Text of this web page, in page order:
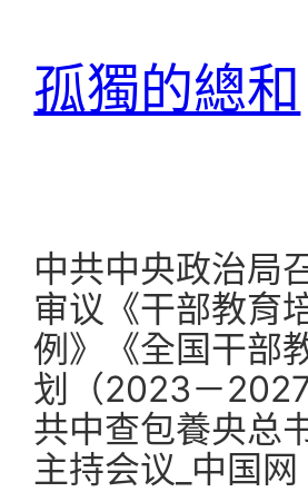
孤獨的總和
中共中央政治局
审议《干部教育
例》《全国干部
划（2023－
共中查包養央总
主持会议_中国网